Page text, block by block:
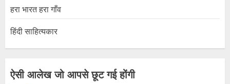
हरा भारत हरा गाँव
हिंदी साहित्यकार
ऐसी आलेख जो आपसे छूट गई होंगी